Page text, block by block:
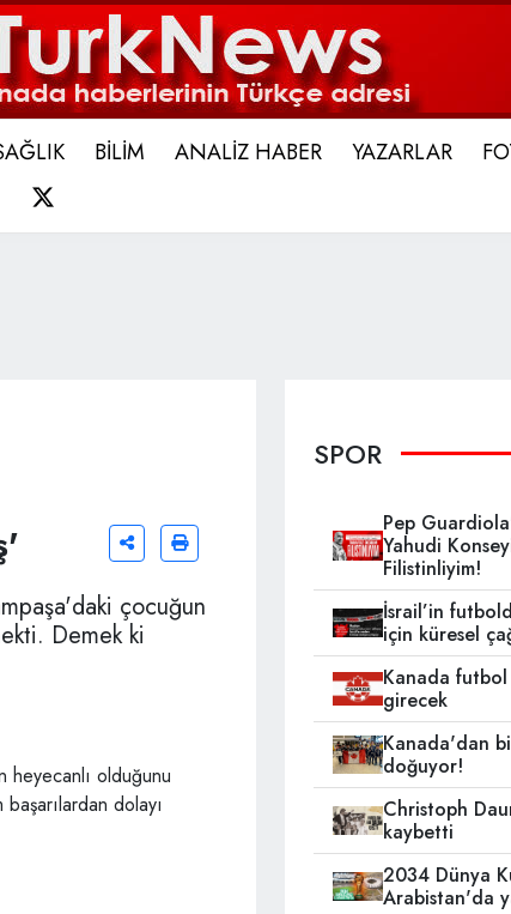
BİLİM ANALİZ HABER YAZARLAR
çocuğun
Demek ki
heyecanlı olduğunu
dolayı
SPOR
Pep
Yahudi
Filistinliyim!
İsrail’in
için küresel
Kanada futbol
girecek
Kanada'dan
doğuyor!
Christoph
kaybetti
2034 Dünya
Arabistan'da